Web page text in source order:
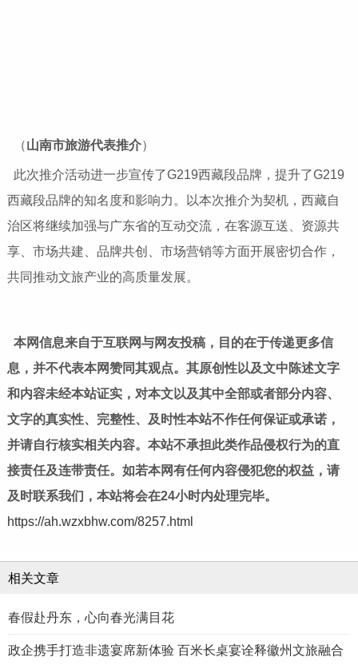
（山南市旅游代表推介）
此次推介活动进一步宣传了G219西藏段品牌，提升了G219
西藏段品牌的知名度和影响力。以本次推介为契机，西藏自
治区将继续加强与广东省的互动交流，在客源互送、资源共
享、市场共建、品牌共创、市场营销等方面开展密切合作，
共同推动文旅产业的高质量发展。
本网信息来自于互联网与网友投稿，目的在于传递更多信
息，并不代表本网赞同其观点。其原创性以及文中陈述文字
和内容未经本站证实，对本文以及其中全部或者部分内容、
文字的真实性、完整性、及时性本站不作任何保证或承诺，
并请自行核实相关内容。本站不承担此类作品侵权行为的直
接责任及连带责任。如若本网有任何内容侵犯您的权益，请
及时联系我们，本站将会在24小时内处理完毕。
https://ah.wzxbhw.com/8257.html
相关文章
春假赴丹东，心向春光满目花
政企携手打造非遗宴席新体验 百米长桌宴诠释徽州文旅融合